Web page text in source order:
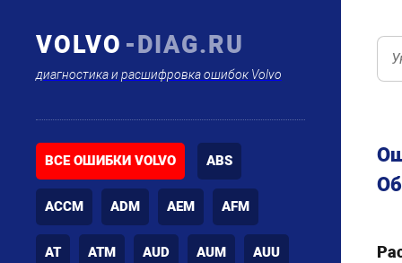
VOLVO -DIAG.RU
диагностика и расшифровка ошибок Volvo
ВСЕ ОШИБКИ VOLVO ABS
ACCM ADM AEM AFM
AT ATM AUD AUM AUU